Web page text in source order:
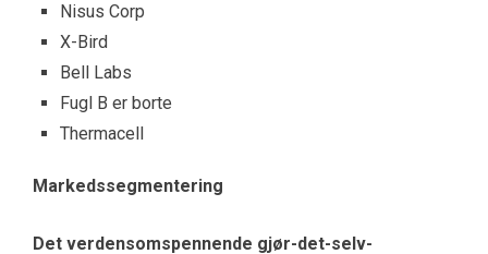
Nisus Corp
X-Bird
Bell Labs
Fugl B er borte
Thermacell
Markedssegmentering
Det verdensomspennende gjør-det-selv-